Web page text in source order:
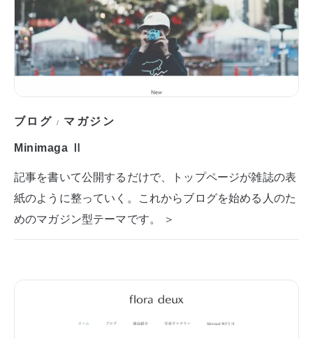
ブログ / マガジン
Minimaga Ⅱ
記事を書いて公開するだけで、トップページが雑誌の表
紙のように整っていく。これからブログを始める人のた
めのマガジン型テーマです。 ＞